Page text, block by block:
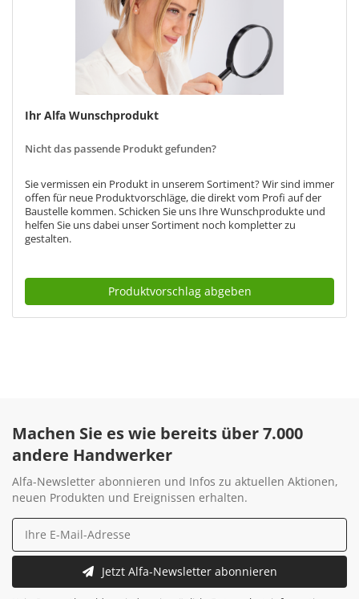
Ihr Alfa Wunschprodukt
Nicht das passende Produkt gefunden?
Sie vermissen ein Produkt in unserem Sortiment? Wir sind immer
offen für neue Produktvorschläge, die direkt vom Profi auf der
Baustelle kommen. Schicken Sie uns Ihre Wunschprodukte und
helfen Sie uns dabei unser Sortiment noch kompletter zu
gestalten.
Produktvorschlag abgeben
Machen Sie es wie bereits über 7.000
andere Handwerker
Alfa-Newsletter abonnieren und Infos zu aktuellen Aktionen,
neuen Produkten und Ereignissen erhalten.
Jetzt Alfa-Newsletter abonnieren